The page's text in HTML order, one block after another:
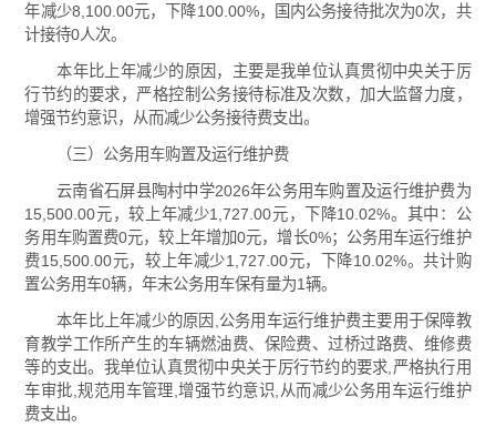
年减少8,100.00元，下降100.00%，国内公务接待批次为0次，共
计接待0人次。
本年比上年减少的原因，主要是我单位认真贯彻中央关于厉
行节约的要求，严格控制公务接待标准及次数，加大监督力度，
增强节约意识，从而减少公务接待费支出。
（三）公务用车购置及运行维护费
云南省石屏县陶村中学2026年公务用车购置及运行维护费为
15,500.00元，较上年减少1,727.00元，下降10.02%。其中：公
务用车购置费0元，较上年增加0元，增长0%；公务用车运行维护
费15,500.00元，较上年减少1,727.00元，下降10.02%。共计购
置公务用车0辆，年末公务用车保有量为1辆。
本年比上年减少的原因,公务用车运行维护费主要用于保障教
育教学工作所产生的车辆燃油费、保险费、过桥过路费、维修费
等的支出。我单位认真贯彻中央关于厉行节约的要求,严格执行用
车审批,规范用车管理,增强节约意识,从而减少公务用车运行维护
费支出。